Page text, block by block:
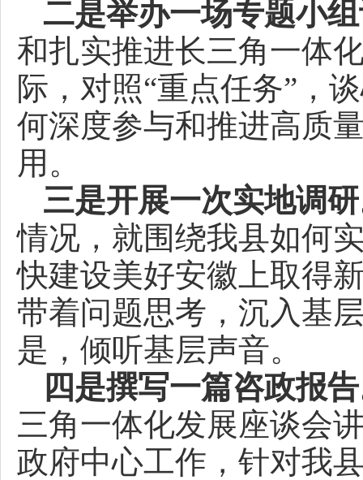
二是举办一场专题小
和扎实推进长三角一体
际，对照“重点任务”，
何深度参与和推进高质
用。
三是开展一次实地调
情况，就围绕我县如何
快建设美好安徽上取得
带着问题思考，沉入基
是，倾听基层声音。
四是撰写一篇咨政报
三角一体化发展座谈会
政府中心工作，针对我